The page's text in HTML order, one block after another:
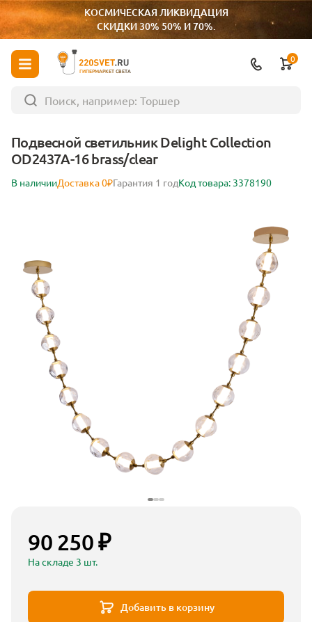
КОСМИЧЕСКАЯ ЛИКВИДАЦИЯ
СКИДКИ 30% 50% И 70%.
ГИПЕРМАРКЕТ СВЕТА
0
Подвесной светильник Delight Collection
OD2437A-16 brass/clear
В наличииДоставка 0₽Гарантия 1 годКод товара: 3378190
90 250 ₽
На складе 3 шт.
Добавить в корзину